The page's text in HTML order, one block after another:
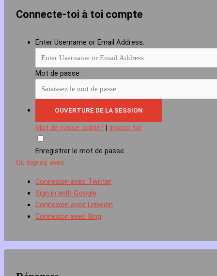
Connecte-toi à toi compte
Enter Username or Email Address:
Mot de passe :
Mot de passe oublié? Inscris-toi
Enregistrer le mot de passe
Ou signez avec
Connexion avec Twitter
Sign in with Google
Connexion avec Linkedin
Connexion avec Xing